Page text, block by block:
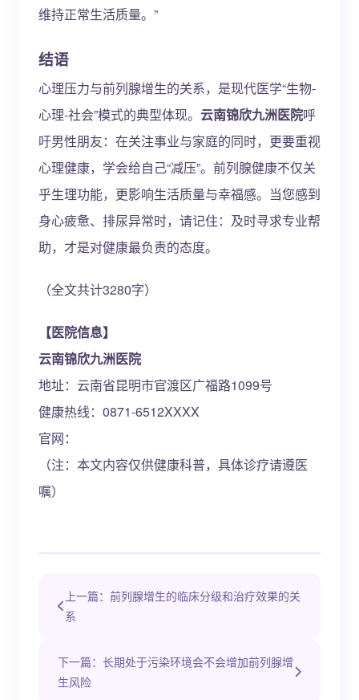
维持正常生活质量。”
结语
心理压力与前列腺增生的关系，是现代医学“生物-
心理-社会”模式的典型体现。 云南锦欣九洲医院呼
吁男性朋友：在关注事业与家庭的同时，更要重视
心理健康，学会给自己“减压”。前列腺健康不仅关
乎生理功能，更影响生活质量与幸福感。当您感到
身心疲惫、排尿异常时，请记住：及时寻求专业帮
助，才是对健康最负责的态度。
（全文共计3280字）
【医院信息】
云南锦欣九洲医院
地址：云南省昆明市官渡区广福路1099号
健康热线：0871-6512XXXX
官网：
（注：本文内容仅供健康科普，具体诊疗请遵医
嘱）
上一篇：前列腺增生的临床分级和治疗效果的关
系
下一篇：长期处于污染环境会不会增加前列腺增
生风险